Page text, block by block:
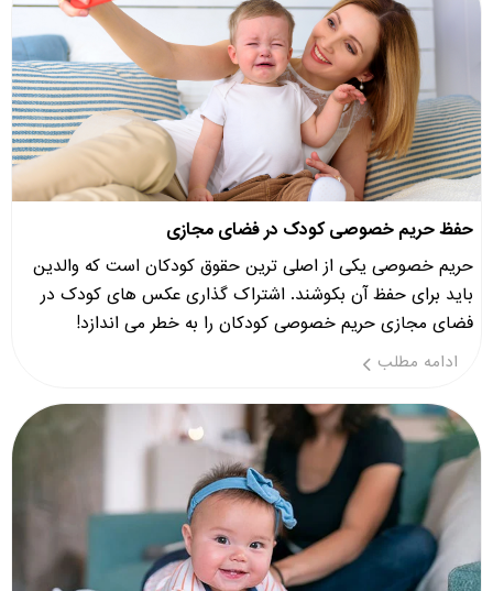
حفظ حریم خصوصی کودک در فضای مجازی
حریم خصوصی یکی از اصلی ترین حقوق کودکان است که والدین
باید برای حفظ آن بکوشند. اشتراک گذاری عکس های کودک در
فضای مجازی حریم خصوصی کودکان را به خطر می اندازد!
ادامه مطلب